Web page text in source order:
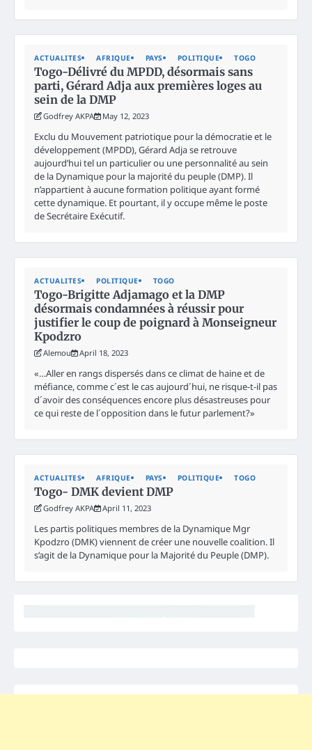
ACTUALITES AFRIQUE PAYS POLITIQUE TOGO
Togo-Délivré du MPDD, désormais sans
parti, Gérard Adja aux premières loges au
sein de la DMP
Godfrey AKPA May 12, 2023
Exclu du Mouvement patriotique pour la démocratie et le
développement (MPDD), Gérard Adja se retrouve
aujourd’hui tel un particulier ou une personnalité au sein
de la Dynamique pour la majorité du peuple (DMP). Il
n’appartient à aucune formation politique ayant formé
cette dynamique. Et pourtant, il y occupe même le poste
de Secrétaire Exécutif.
ACTUALITES POLITIQUE TOGO
Togo-Brigitte Adjamago et la DMP
désormais condamnées à réussir pour
justifier le coup de poignard à Monseigneur
Kpodzro
Alemou April 18, 2023
«…Aller en rangs dispersés dans ce climat de haine et de
méfiance, comme c´est le cas aujourd´hui, ne risque-t-il pas
d´avoir des conséquences encore plus désastreuses pour
ce qui reste de l´opposition dans le futur parlement?»
ACTUALITES AFRIQUE PAYS POLITIQUE TOGO
Togo- DMK devient DMP
Godfrey AKPA April 11, 2023
Les partis politiques membres de la Dynamique Mgr
Kpodzro (DMK) viennent de créer une nouvelle coalition. Il
s’agit de la Dynamique pour la Majorité du Peuple (DMP).